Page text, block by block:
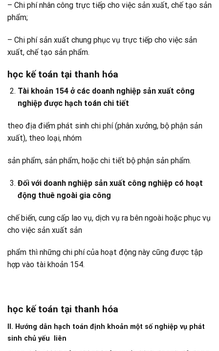
– Chi phí nhân công trực tiếp cho việc sản xuất, chế tạo sản
phẩm;
– Chi phí sản xuất chung phục vụ trực tiếp cho việc sản
xuất, chế tạo sản phẩm.
học kế toán tại thanh hóa
Tài khoản 154 ở các doanh nghiệp sản xuất công
nghiệp được hạch toán chi tiết
theo địa điểm phát sinh chi phí (phân xưởng, bộ phận sản
xuất), theo loại, nhóm
sản phẩm, sản phẩm, hoặc chi tiết bộ phận sản phẩm.
Đối với doanh nghiệp sản xuất công nghiệp có hoạt
động thuê ngoài gia công
chế biến, cung cấp lao vụ, dịch vụ ra bên ngoài hoặc phục vụ
cho việc sản xuất sản
phẩm thì những chi phí của hoạt động này cũng được tập
hợp vào tài khoản 154.
học kế toán tại thanh hóa
II. Hướng dẫn hạch toán định khoản một số nghiệp vụ phát
sinh chủ yếu liên